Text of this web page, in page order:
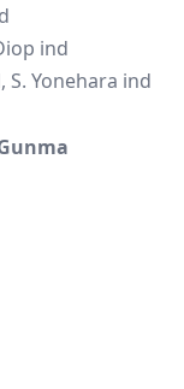
ind
S. Yonehara ind